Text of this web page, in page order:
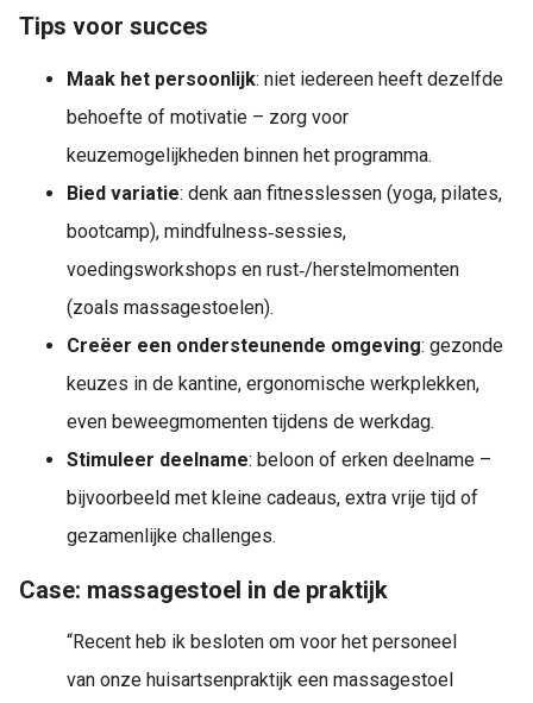
Tips voor succes
Maak het persoonlijk: niet iedereen heeft dezelfde
behoefte of motivatie – zorg voor
keuzemogelijkheden binnen het programma.
Bied variatie: denk aan fitnesslessen (yoga, pilates,
bootcamp), mindfulness‑sessies,
voedingsworkshops en rust‑/herstelmomenten
(zoals massagestoelen).
Creëer een ondersteunende omgeving: gezonde
keuzes in de kantine, ergonomische werkplekken,
even beweegmomenten tijdens de werkdag.
Stimuleer deelname: beloon of erken deelname –
bijvoorbeeld met kleine cadeaus, extra vrije tijd of
gezamenlijke challenges.
Case: massagestoel in de praktijk
“Recent heb ik besloten om voor het personeel
van onze huisartsenpraktijk een massagestoel